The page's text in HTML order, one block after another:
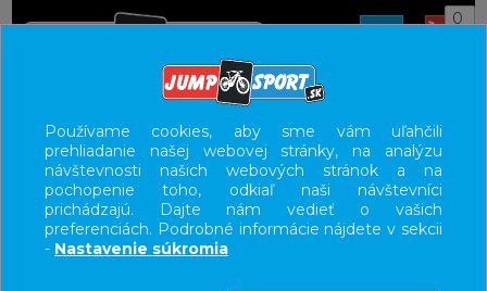
0
UŽÍVATEĽSKÝ PANEL
KATEGÓRIE
HLAVNÉ MENU
Používame cookies, aby sme vám uľahčili
prehliadanie našej webovej stránky, na analýzu
návštevnosti našich webových stránok a na
pochopenie toho, odkiaľ naši návštevníci
prichádzajú. Dajte nám vedieť o vašich
preferenciách. Podrobné informácie nájdete v sekcii
- Nastavenie súkromia